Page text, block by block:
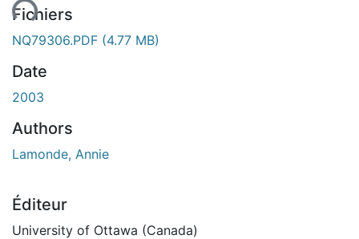
Fichiers
NQ79306.PDF (4.77 MB)
Date
2003
Authors
Lamonde, Annie
Éditeur
University of Ottawa (Canada)